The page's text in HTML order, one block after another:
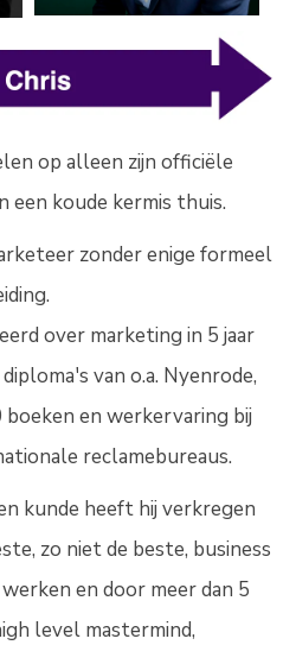
op alleen zijn officiële
een koude kermis thuis.
zonder enige formeel
over marketing in 5 jaar
van o.a. Nyenrode,
en werkervaring bij
reclamebureaus.
kunde heeft hij verkregen
zo niet de beste, business
en door meer dan 5
level mastermind,